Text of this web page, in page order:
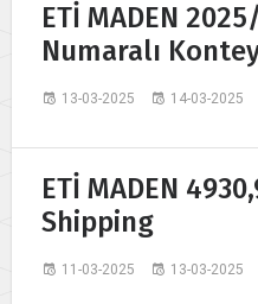
ETİ MADEN
Numaralı
13-03-2025 14-03-2025
ETİ MADEN
Shipping
11-03-2025 13-03-2025